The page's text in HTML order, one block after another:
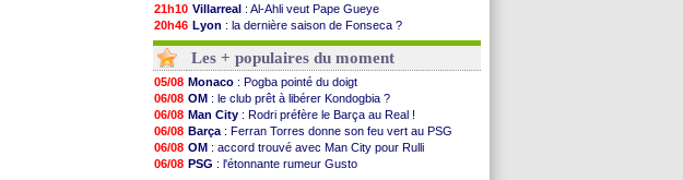
21h10 Villarreal : Al-Ahli veut Pape Gueye
20h46 Lyon : la dernière saison de Fonseca ?
20h30 OM: un nouveau prétendant pour Højbjerg
20h01
Brest: un gardien norvégien en approche ?
19h18 OM: McCourt a versé 120 M€ en 2026
19h09
PSG: 4 retours dans le groupe face à Man Utd ...
18h48
Nice: Kevin Carlos va partir en Italie
18h37
L1: prison avec sursis requis contre un arbitre
18h29
Leganés: c'est signé pour Luca Zidane (off.)
17h58
Atletico: Ruggeri en route pour Aston Villa
17h46
Monaco: Filipe Luis soutient Biereth
Les + populaires du moment
05/08 Monaco : Pogba pointé du doigt
06/08 OM : le club prêt à libérer Kondogbia ?
06/08 Man City : Rodri préfère le Barça au Real !
06/08 Barça : Ferran Torres donne son feu vert au PSG
06/08 OM : accord trouvé avec Man City pour Rulli
06/08 PSG : l'étonnante rumeur Gusto